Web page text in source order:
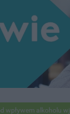
alkoholu wjechał